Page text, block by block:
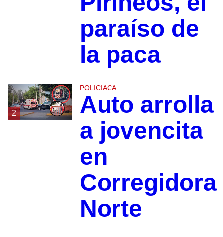
paraíso de
la paca
2
POLICIACA
Auto arrolla
a jovencita
en
Corregidora
Norte